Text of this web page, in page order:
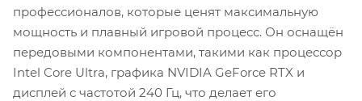
профессионалов, которые ценят максимальную
мощность и плавный игровой процесс. Он оснащён
передовыми компонентами, такими как процессор
Intel Core Ultra, графика NVIDIA GeForce RTX и
дисплей с частотой 240 Гц, что делает его